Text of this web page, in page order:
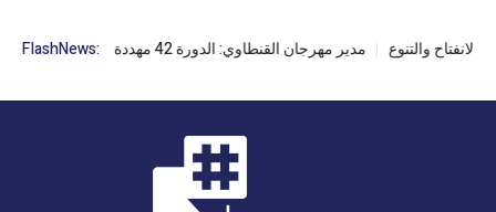
FlashNews: مدير مهرجان القنطاوي: الدورة 42 مهددة بسبب تأخر التراخيص